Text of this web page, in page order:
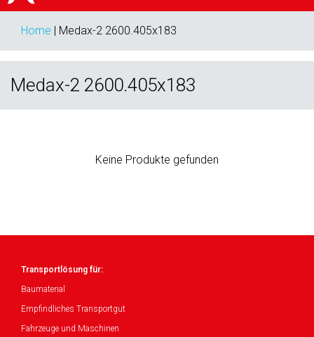
Home | Medax-2 2600.405x183
Medax-2 2600.405x183
Keine Produkte gefunden
Transportlösung für:
Baumaterial
Empfindliches Transportgut
Fahrzeuge und Maschinen